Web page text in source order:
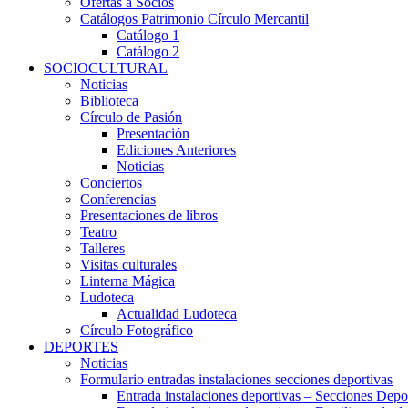
Catálogos Patrimonio Círculo Mercantil
Catálogo 1
Catálogo 2
SOCIOCULTURAL
Noticias
Biblioteca
Círculo de Pasión
Presentación
Ediciones Anteriores
Noticias
Conciertos
Conferencias
Presentaciones de libros
Teatro
Talleres
Visitas culturales
Linterna Mágica
Ludoteca
Actualidad Ludoteca
Círculo Fotográfico
DEPORTES
Noticias
Formulario entradas instalaciones secciones deportivas
Entrada instalaciones deportivas – Secciones